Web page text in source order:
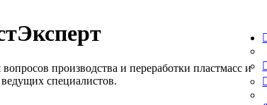
производства и переработки пластмасс и
специалистов.